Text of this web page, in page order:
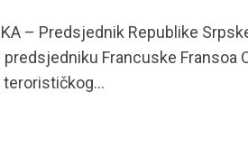
– Predsjednik Republike
Francuske Fransoa